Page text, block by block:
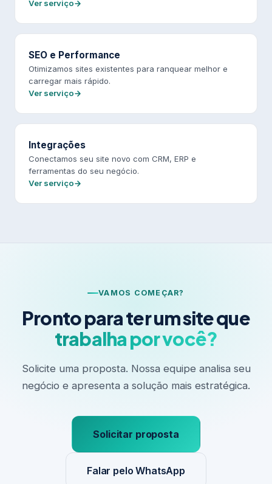
Ver serviço
SEO e Performance
Otimizamos sites existentes para ranquear melhor e
carregar mais rápido.
Ver serviço
Integrações
Conectamos seu site novo com CRM, ERP e
ferramentas do seu negócio.
Ver serviço
VAMOS COMEÇAR?
Pronto para ter um site que
trabalha por você?
Solicite uma proposta. Nossa equipe analisa seu
negócio e apresenta a solução mais estratégica.
Solicitar proposta
Falar pelo WhatsApp